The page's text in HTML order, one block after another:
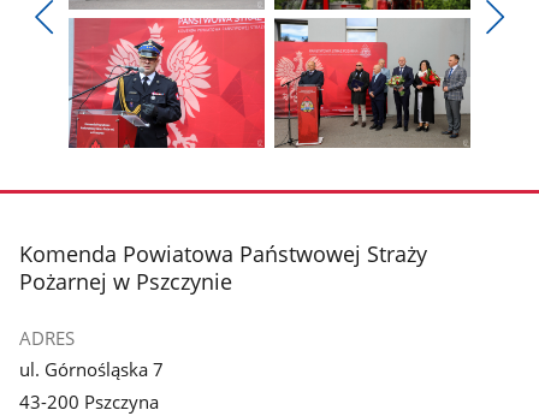
Pokaż
poprzednie
zdjęcia
Pokaż
zdjęcie
1
z
galerii.
Pokaż
zdjęcie
2
z
galerii.
zdjęcie
galerii.
zdjęcie
galerii.
stopka
Komenda Powiatowa Państwowej Straży
Pożarnej w Pszczynie
ADRES
ul. Górnośląska 7
43-200 Pszczyna